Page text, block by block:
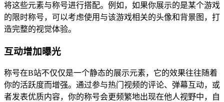
将这些元素与称号进行搭配。例如，如果你展示的是某个游戏
的限时称号，可以考虑使用与该游戏相关的头像和背景图，打
造完整的视觉体验。
互动增加曝光
称号在B站不仅仅是一个静态的展示元素，它的效果往往随着
你的活跃度而增强。通过参与热门视频的评论、弹幕互动，或
者发表优质内容，你的称号会更频繁地出现在他人视野中，自